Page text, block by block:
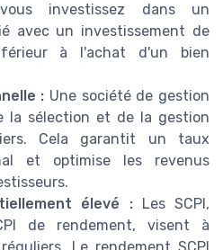
investissez dans un
avec un investissement de
à l'achat d'un bien
: Une société de gestion
la sélection et de la gestion
Cela garantit un taux
et optimise les revenus
élevé :Les SCPI,
de rendement, visent à